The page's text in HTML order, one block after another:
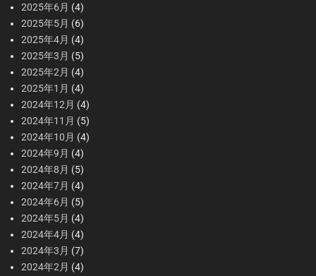
2025年6月 (4)
2025年5月 (6)
2025年4月 (4)
2025年3月 (5)
2025年2月 (4)
2025年1月 (4)
2024年12月 (4)
2024年11月 (5)
2024年10月 (4)
2024年9月 (4)
2024年8月 (5)
2024年7月 (4)
2024年6月 (5)
2024年5月 (4)
2024年4月 (4)
2024年3月 (7)
2024年2月 (4)